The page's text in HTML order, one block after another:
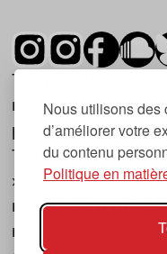
Nous utilisons des
d’améliorer votre
du contenu
Politique en
Tsugi est un
musique et les
première parution
Tsugi en japonais
», ce qui
magazine, à l’affût
musicales, qu’elles